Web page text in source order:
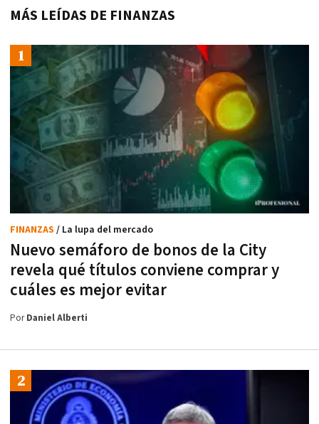
MÁS LEÍDAS DE FINANZAS
Nuevo semáforo de bonos de la City
revela qué títulos conviene comprar y
cuáles es mejor evitar
FINANZAS / La lupa del mercado
PorDaniel Alberti